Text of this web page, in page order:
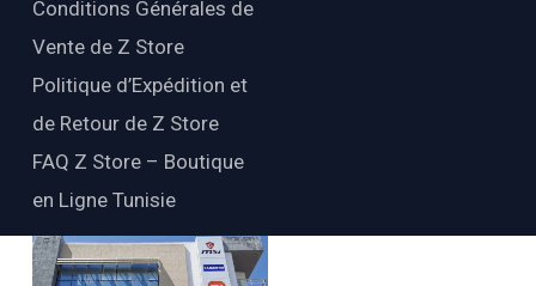
Conditions Générales de
Vente de Z Store
Politique d’Expédition et
de Retour de Z Store
FAQ Z Store – Boutique
en Ligne Tunisie